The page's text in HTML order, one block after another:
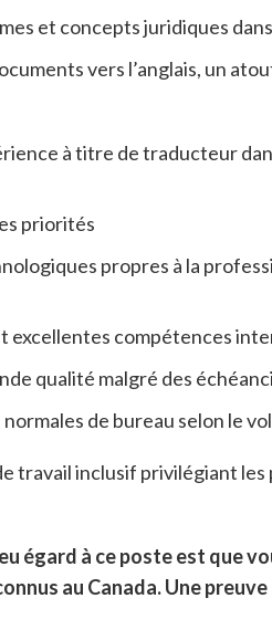
et concepts juridiques
vers l’anglais, un
à titre de traducteur
priorités
propres à la
excellentes compétences
qualité malgré des
de bureau selon le
travail inclusif privilégiant
égard à ce poste est que
au Canada. Une